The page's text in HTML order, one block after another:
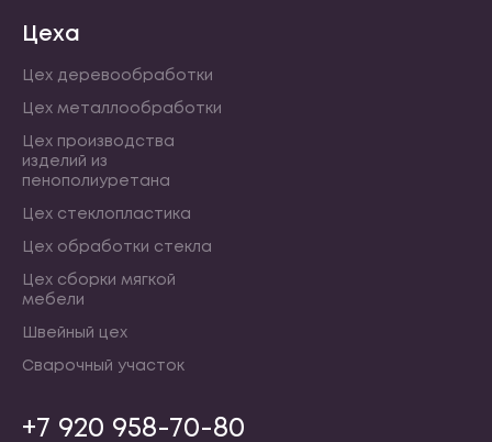
Цеха
Цех деревообработки
Цех металлообработки
Цех производства
изделий из
пенополиуретана
Цех стеклопластика
Цех обработки стекла
Цех сборки мягкой
мебели
Швейный цех
Сварочный участок
+7 920 958-70-80